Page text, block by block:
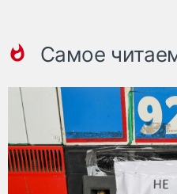
Самое